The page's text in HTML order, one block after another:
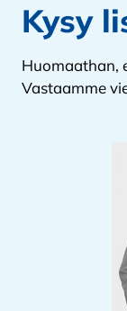
Kysy
Huomaathan,
Vastaamme